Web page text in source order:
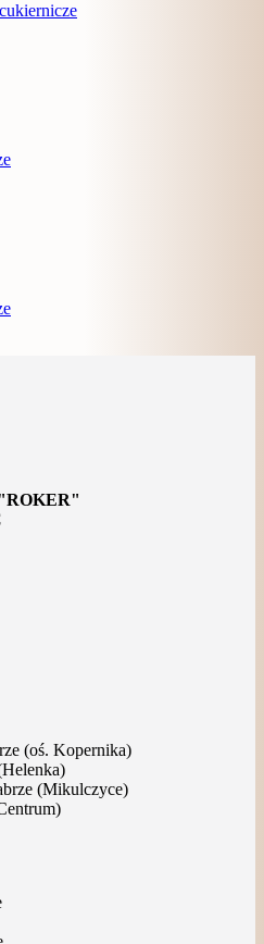
(oś. Kopernika)
(Mikulczyce)